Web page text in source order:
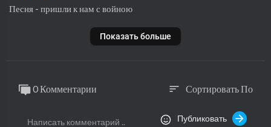
⁣Песня - пришли к нам с войною
Показать больше
0 Комментарии sort Сортировать По
Публиковать